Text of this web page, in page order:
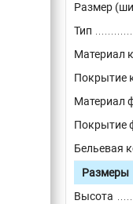
Размер
Тип
Материал
Покрытие
Материал
Покрытие
Бельевая
Размеры
Высота